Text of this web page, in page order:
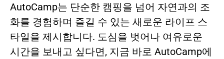
AutoCamp는 단순한 캠핑을 넘어 자연과의 조
화를 경험하며 즐길 수 있는 새로운 라이프 스
타일을 제시합니다. 도심을 벗어나 여유로운
시간을 보내고 싶다면, 지금 바로 AutoCamp에